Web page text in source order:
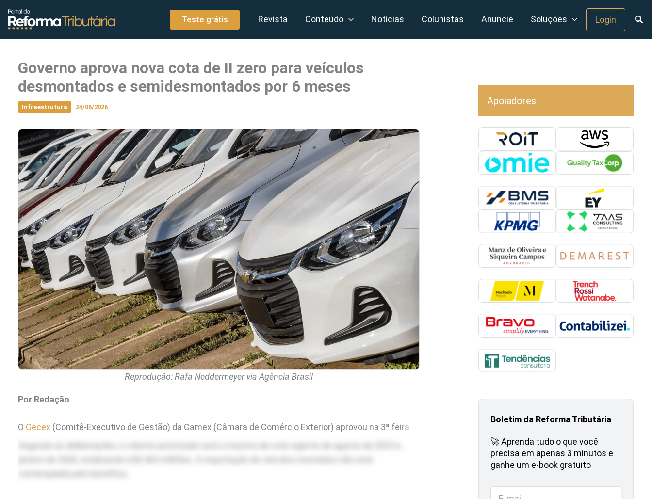
conteúdo
Teste grátis Revista Conteúdo Notícias Colunistas Anuncie Soluções Login
Governo aprova nova cota de II zero para veículos
desmontados e semidesmontados por 6 meses
Infraestrutura 24/06/2026
Reprodução: Rafa Neddermeyer via Agência Brasil
Por Redação
O Gecex (Comitê-Executivo de Gestão) da Camex (Câmara de Comércio Exterior) aprovou na 3ª feira (23.jun.2026) a criação de cotas adicionais de importação com alíquota zero para veículos desmontados e semidesmontados. A medida entra em vigor em 1º de julho de 2026 e dura 6 meses.
Segundo as deliberações, o volume autorizado será o mesmo da cota vigente de agosto de 2025 a
Apoiadores
Boletim da Reforma Tributária
🚀 Aprenda tudo o que você
precisa em apenas 3 minutos e
ganhe um e-book gratuito